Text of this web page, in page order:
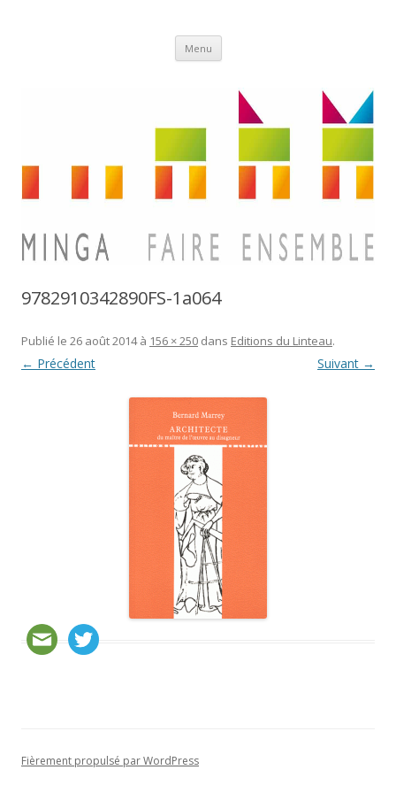
Menu Aller
contenu
9782910342890FS-1a064
Publié le 26 août 2014à 156 × 250 dans Editions du Linteau.
← Précédent Suivant →
Fièrement propulsé par WordPress